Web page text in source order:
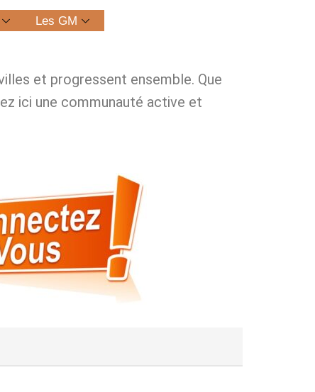
Les GM
et progressent ensemble. Que
ici une communauté active et